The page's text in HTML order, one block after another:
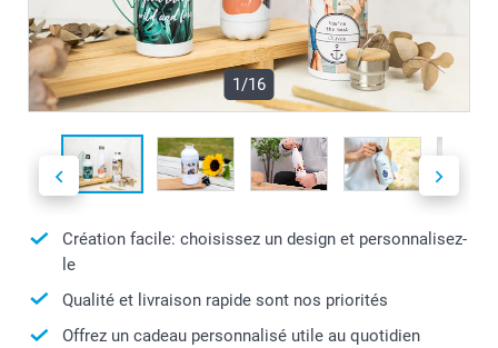
1/16
Création facile: choisissez un design et personnalisez-
le
Qualité et livraison rapide sont nos priorités
Offrez un cadeau personnalisé utile au quotidien